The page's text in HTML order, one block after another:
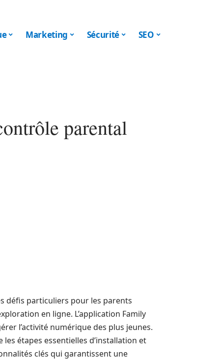
Marketing Sécurité SEO
parental
défis particuliers pour les parents
en ligne. L’application Family
l’activité numérique des plus jeunes.
étapes essentielles d’installation et
clés qui garantissent une